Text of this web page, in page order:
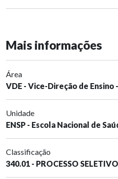
Mais informações
Área
VDE - Vice-Direção de Ensino
Unidade
ENSP - Escola Nacional de
Classificação
340.01 - PROCESSO SELETIVO